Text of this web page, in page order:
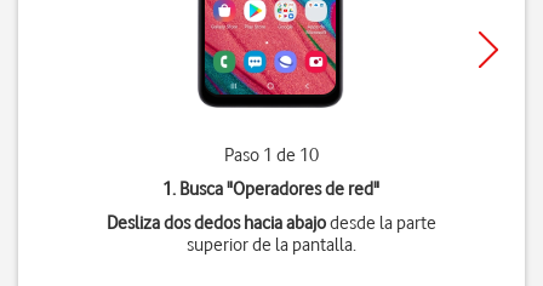
Paso 1 de 10
1. Busca "Operadores de red"
Desliza dos dedos hacia abajodesde la parte
superior de la pantalla.